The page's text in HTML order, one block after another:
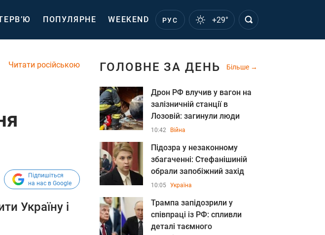
ПОПУЛЯРНЕ WEEKEND РУС +29°
Читати російською
Підпишіться
на нас в Google
Україну і
ГОЛОВНЕ ЗА ДЕНЬ Більше
Дрон РФ влучив у вагон на
залізничній станції в
Лозовій: загинули люди
10:42 Війна
Підозра у незаконному
збагаченні: Стефанішиній
обрали запобіжний захід
10:05 Україна
Трампа запідозрили у
співпраці із РФ: спливли
деталі таємного